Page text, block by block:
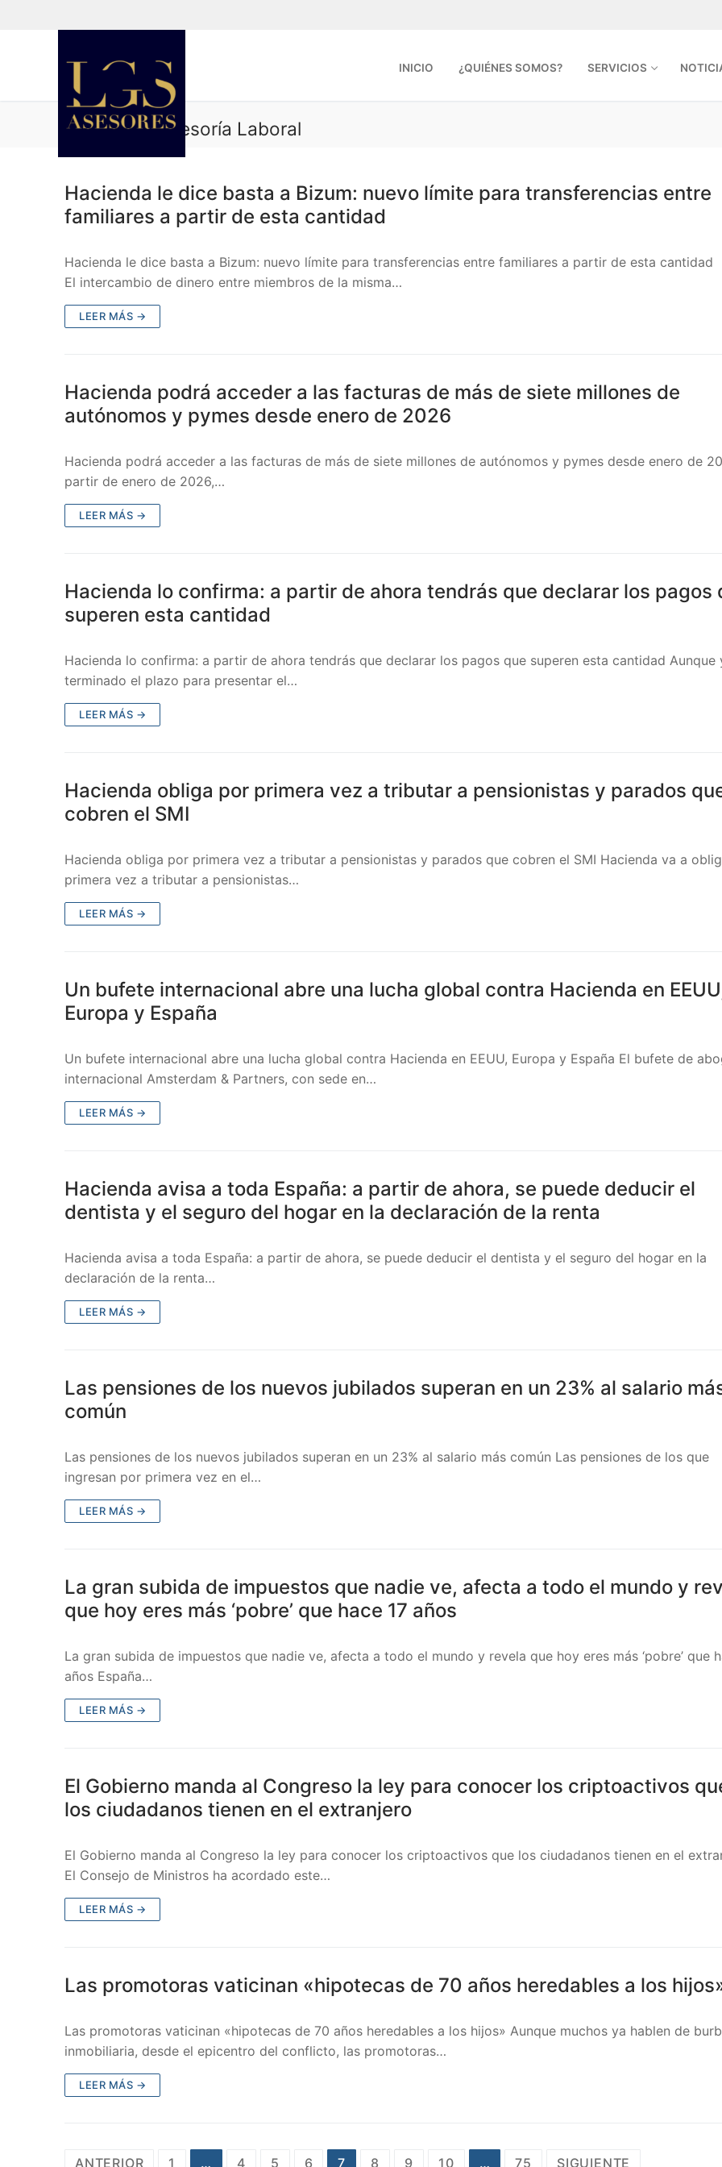
INICIO ¿QUIÉNES SOMOS? SERVICIOS
Categoría:Asesoría Laboral
Hacienda le dice basta a Bizum: nuevo límite para transferencias entre
familiares a partir de esta cantidad
Hacienda le dice basta a Bizum: nuevo límite para transferencias entre familiares a partir de esta cantidad
El intercambio de dinero entre miembros de la misma…
LEER MÁS →
Hacienda podrá acceder a las facturas de más de siete millones de
autónomos y pymes desde enero de 2026
Hacienda podrá acceder a las facturas de más de siete millones de autónomos y pymes desde enero de
partir de enero de 2026,…
LEER MÁS →
Hacienda lo confirma: a partir de ahora tendrás que declarar los pagos
superen esta cantidad
Hacienda lo confirma: a partir de ahora tendrás que declarar los pagos que superen esta cantidad Aunque
terminado el plazo para presentar el…
LEER MÁS →
Hacienda obliga por primera vez a tributar a pensionistas y parados
cobren el SMI
Hacienda obliga por primera vez a tributar a pensionistas y parados que cobren el SMI Hacienda va a
primera vez a tributar a pensionistas…
LEER MÁS →
Un bufete internacional abre una lucha global contra Hacienda en
Europa y España
Un bufete internacional abre una lucha global contra Hacienda en EEUU, Europa y España El bufete de
internacional Amsterdam & Partners, con sede en…
LEER MÁS →
Hacienda avisa a toda España: a partir de ahora, se puede deducir el
dentista y el seguro del hogar en la declaración de la renta
Hacienda avisa a toda España: a partir de ahora, se puede deducir el dentista y el seguro del hogar en la
declaración de la renta…
LEER MÁS →
Las pensiones de los nuevos jubilados superan en un 23% al salario
común
Las pensiones de los nuevos jubilados superan en un 23% al salario más común Las pensiones de los que
ingresan por primera vez en el…
LEER MÁS →
La gran subida de impuestos que nadie ve, afecta a todo el mundo y
que hoy eres más ‘pobre’ que hace 17 años
La gran subida de impuestos que nadie ve, afecta a todo el mundo y revela que hoy eres más ‘pobre’ que
años España…
LEER MÁS →
El Gobierno manda al Congreso la ley para conocer los criptoactivos
los ciudadanos tienen en el extranjero
El Gobierno manda al Congreso la ley para conocer los criptoactivos que los ciudadanos tienen en el
El Consejo de Ministros ha acordado este…
LEER MÁS →
Las promotoras vaticinan «hipotecas de 70 años heredables a los
Las promotoras vaticinan «hipotecas de 70 años heredables a los hijos» Aunque muchos ya hablen de
inmobiliaria, desde el epicentro del conflicto, las promotoras…
LEER MÁS →
ANTERIOR 1 … 4 5 6 7 8 9 10 … 75 SIGUIENTE